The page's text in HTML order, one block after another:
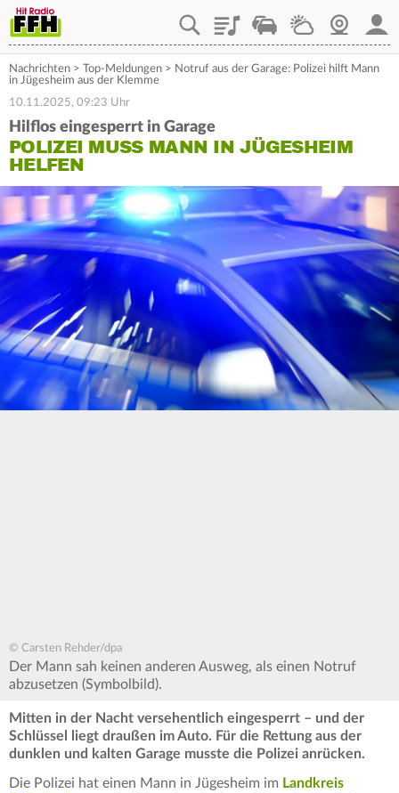
PlaylistStaupilotWetterWebcam
Nachrichten > Top-Meldungen > Notruf aus der Garage: Polizei hilft Mann
in Jügesheim aus der Klemme
10.11.2025, 09:23 Uhr
Hilflos eingesperrt in Garage
POLIZEI MUSS MANN IN JÜGESHEIM
HELFEN
© Carsten Rehder/dpa
Der Mann sah keinen anderen Ausweg, als einen Notruf
abzusetzen (Symbolbild).
Mitten in der Nacht versehentlich eingesperrt – und der
Schlüssel liegt draußen im Auto. Für die Rettung aus der
dunklen und kalten Garage musste die Polizei anrücken.
Die Polizei hat einen Mann in Jügesheim im Landkreis